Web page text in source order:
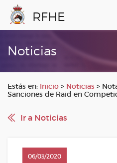
RFHE
Noticias
Estás en: Inicio > Noticias >
Sanciones de Raid en
Ir a Noticias
06/03/2020